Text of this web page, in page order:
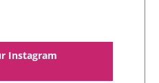
Instagram